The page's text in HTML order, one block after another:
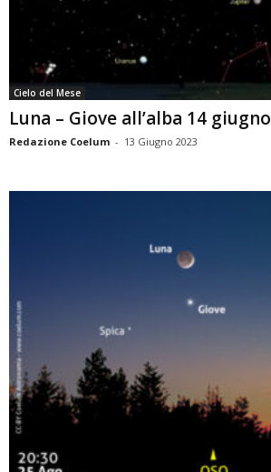
Cielo del Mese
Luna – Giove all’alba 14 giugno
Redazione Coelum - 13 Giugno 2023